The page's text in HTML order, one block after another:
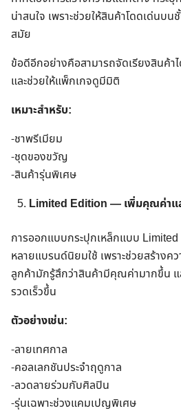
น่าสนใจ เพราะช่วยให้สินค้าโดดเด่นบ
สมัย
ข้อดีอีกอย่างคือสามารถจัดเรียงสินค้า
และช่วยให้แพ็กเกจดูมีมิติ
เหมาะสำหรับ:
-ชาพรีเมียม
-ชุดของขวัญ
-สินค้ารุ่นพิเศษ
Limited Edition — เพิ่มคุณค่าแ
การออกแบบกระปุกเหล็กแบบ
หลายแบรนด์นิยมใช้ เพราะช่วยสร้างค
ลูกค้ามักรู้สึกว่าสินค้ามีคุณค่ามากขึ้น แ
รวดเร็วขึ้น
ตัวอย่างเช่น:
-ลายเทศกาล
-คอลเลกชันประจำฤดูกาล
-ลวดลายร่วมกับศิลปิน
-รุ่นเฉพาะช่วงแคมเปญพิเศษ